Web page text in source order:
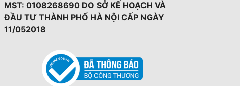
MST: 0108268690 DO SỞ KẾ HOẠCH VÀ
ĐẦU TƯ THÀNH PHỐ HÀ NỘI CẤP NGÀY
11/052018